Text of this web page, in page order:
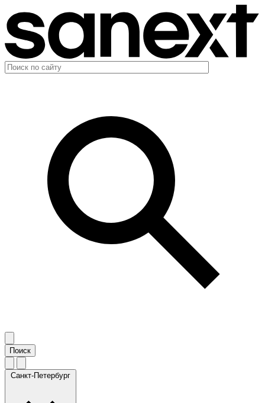
Санкт-Петербург